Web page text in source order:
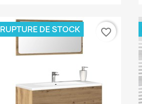
RUPTURE DE STOCK favorite_border